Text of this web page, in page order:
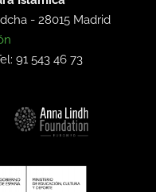
dcha -28015 Madrid
91 543 46 73